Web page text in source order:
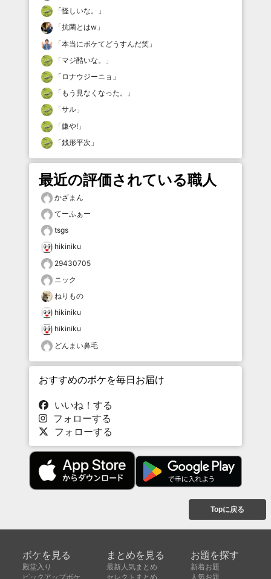
「怪しいな。
」
「抗菌とはw 」
「本当にボケてどうすんだ笑 」
「マジ酷いな。
」
「 ロナウジーニョ 」
「 もう見なくなった。
」
「サル 」
「嫌や! 」
「銭形平次 」
最近の評価されている職人
かざまん
てーふぁー
tsgs
hikiniku
29430705
ニック
ねりもの
hikiniku
hikiniku
どんまい鼻毛
おすすめのボケを毎日お届け
いいね！する
フォローする
フォローする
Topに戻る
ボケを見る
殿堂入り
ピックアップボケ
まとめを見る
最新人気まとめ
セレクトまとめ
お題を探す
新着お題
人気お題